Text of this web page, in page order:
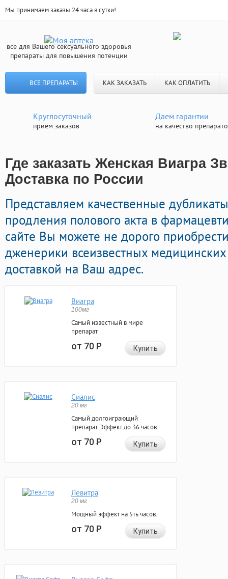
Мы принимаем заказы 24 часа в сутки!
все для Вашего сексуального здоровья
препараты для повышения потенции
ВСЕ ПРЕПАРАТЫ КАК ЗАКАЗАТЬ КАК ОПЛАТИТЬ
Круглосуточный
прием заказов
Даем гарантии
на качество
Где заказать Женская Виагра
Доставка по России
Представляем качественные
продления полового акта в
сайте Вы можете не дорого
дженерики всеизвестных
доставкой на Ваш адрес.
Виагра
100мг
Самый известный в мире
препарат
от 70Р Купить
Сиалис
20 мг
Самый долгоиграющий
препарат. Эффект до 36 часов.
от 70Р Купить
Левитра
20 мг
Мощный эффект на 5ть часов.
от 70Р Купить